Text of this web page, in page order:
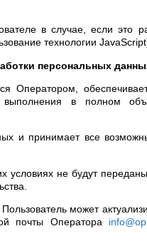
в случае, если это
технологии
персональных
Оператором,
в полном
и принимает все
условиях не будут
может
почты Оператора